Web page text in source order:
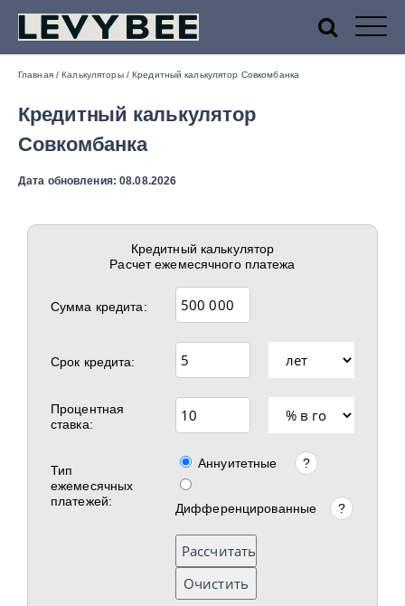
Финансовый маркетплейс
Levybee — лучшие МФО
России
Главная/Калькуляторы/Кредитный калькулятор Совкомбанка
Кредитный калькулятор
Совкомбанка
Дата обновления: 08.08.2026
Кредитный калькулятор
Расчет ежемесячного платежа
Сумма кредита:
Срок кредита:
Процентная
ставка:
Тип
ежемесячных
платежей:
Аннуитетные ?
Дифференцированные ?
Рассчитать
Очистить